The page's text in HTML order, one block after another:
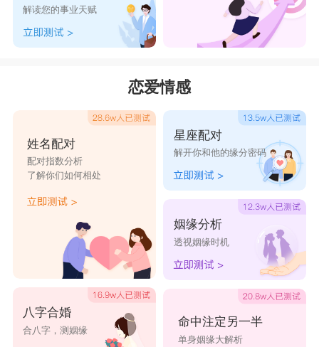
解读您的事业天赋
恋爱情感
姓名配对
配对指数分析
了解你们如何相处
八字合婚
合八字，测姻缘
星座配对
解开你和他的缘分密码
姻缘分析
透视姻缘时机
命中注定另一半
单身姻缘大解析